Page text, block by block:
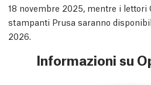
18 novembre 2025, mentre i lettori
stampanti Prusa saranno
2026.
Informazioni su